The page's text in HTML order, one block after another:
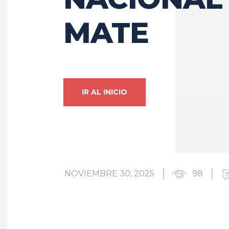
MATE
IR AL INICIO
NOVIEMBRE 30, 2025 98